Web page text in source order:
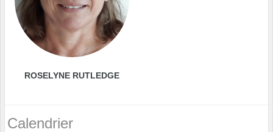
ROSELYNE RUTLEDGE
Calendrier